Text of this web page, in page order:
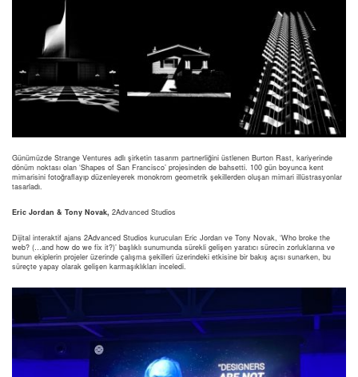
Günümüzde Strange Ventures adlı şirketin tasarım partnerliğini üstlenen Burton Rast, kariyerinde
dönüm noktası olan ‘Shapes of San Francisco’ projesinden de bahsetti. 100 gün boyunca kent
mimarisini fotoğraflayıp düzenleyerek monokrom geometrik şekillerden oluşan mimari illüstrasyonlar
tasarladı.
Eric Jordan & Tony Novak, 2Advanced Studios
Dijital interaktif ajans 2Advanced Studios kurucuları Eric Jordan ve Tony Novak, ‘Who broke the
web? (…and how do we fix it?)’ başlıklı sunumunda sürekli gelişen yaratıcı sürecin zorluklarına ve
bunun ekiplerin projeler üzerinde çalışma şekilleri üzerindeki etkisine bir bakış açısı sunarken, bu
süreçte yapay olarak gelişen karmaşıklıkları inceledi.